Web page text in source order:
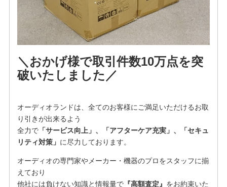
＼おかげ様で取引件数10万点を突
破いたしました／
オーディオランドは、全てのお客様にご満足いただけるお取
り引きが出来るよう
全力で「サービス向上」、「アフターケア充実」、「セキュ
リティ対策」 に尽力しております。
オーディオの専門家やメーカー・機器のプロをスタッフに揃
えており
他社には負けない知識と情報量で『高額査定』 をお約束いた